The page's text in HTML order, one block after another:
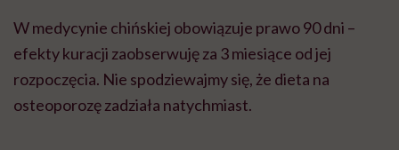
W medycynie chińskiej obowiązuje prawo 90 dni –
efekty kuracji zaobserwuję za 3 miesiące od jej
rozpoczęcia. Nie spodziewajmy się, że dieta na
osteoporozę zadziała natychmiast.